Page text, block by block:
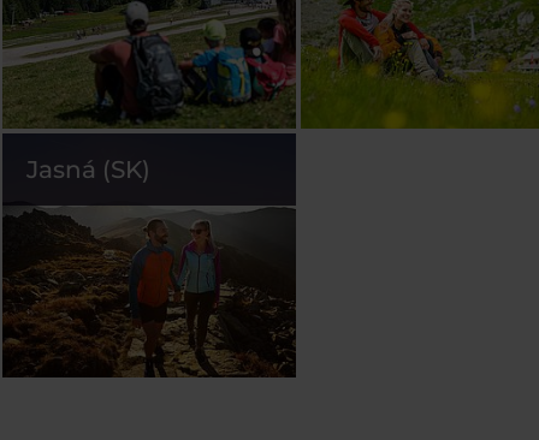
Jasná (SK)